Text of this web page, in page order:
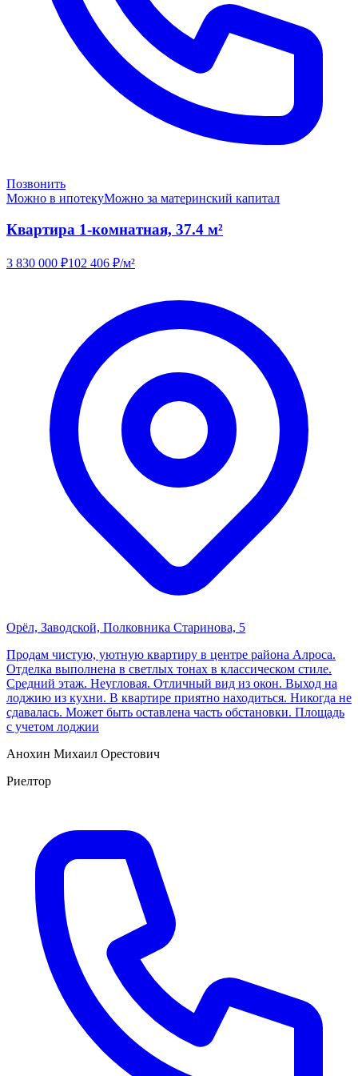
Позвонить
Можно в ипотекуМожно за материнский капитал
Квартира 1-комнатная, 37.4 м²
3 830 000 ₽102 406 ₽/м²
Орёл, Заводской, Полковника Старинова, 5
Продам чистую, уютную квартиру в центре района Алроса.
Отделка выполнена в светлых тонах в классическом стиле.
Средний этаж. Неугловая. Отличный вид из окон. Выход на
лоджию из кухни. В квартире приятно находиться. Никогда не
сдавалась. Может быть оставлена часть обстановки. Площадь
с учетом лоджии
Анохин Михаил Орестович
Риелтор